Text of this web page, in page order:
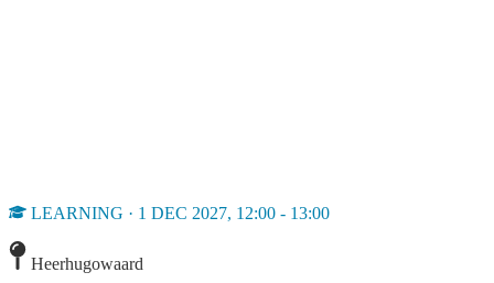
LEARNING · 1 DEC 2027, 12:00 - 13:00
Heerhugowaard